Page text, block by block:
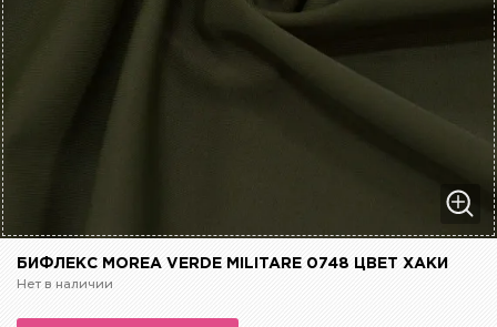
БИФЛЕКС MOREA VERDE MILITARE 0748 ЦВЕТ ХАКИ
Нет в наличии